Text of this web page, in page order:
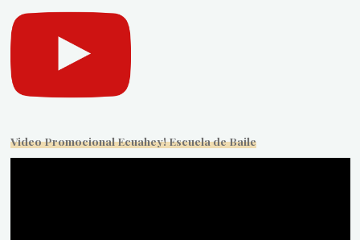
Video Promocional Ecuahey! Escuela de Baile